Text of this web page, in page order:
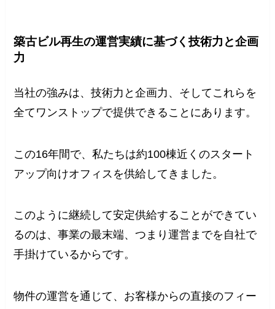
築古ビル再生の運営実績に基づく技術力と企画
力
当社の強みは、技術力と企画力、そしてこれらを
全てワンストップで提供できることにあります。
この16年間で、私たちは約100棟近くのスタート
アップ向けオフィスを供給してきました。
このように継続して安定供給することができてい
るのは、事業の最末端、つまり運営までを自社で
手掛けているからです。
物件の運営を通じて、お客様からの直接のフィー